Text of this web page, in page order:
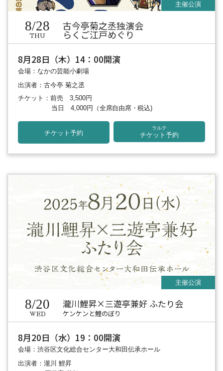
8/28
THU
古今亭菊之丞独演会
らくご江戸めぐり
8月28日（木）14：00開演
会場：なかの芸能小劇場
出演者：古今亭 菊之丞
チケット：前売 3,500円
当日 4,000円 （全席自由席・税込)
チケット予約
ラルテ
チケット予約
8/20
WED
瀧川鯉昇×三遊亭兼好 ふたり会
ケンケンと鯉のぼり
8月20日（水）19：00開演
会場：渋谷区文化総合センター大和田伝承ホール
出演者：瀧川 鯉昇